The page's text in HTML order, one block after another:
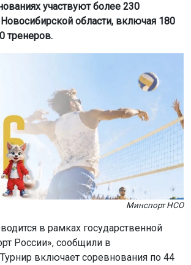
участвуют более 230
области, включая 180
тренеров.
Минспорт НСО
в рамках государственной
России», сообщили в
включает соревнования по 44